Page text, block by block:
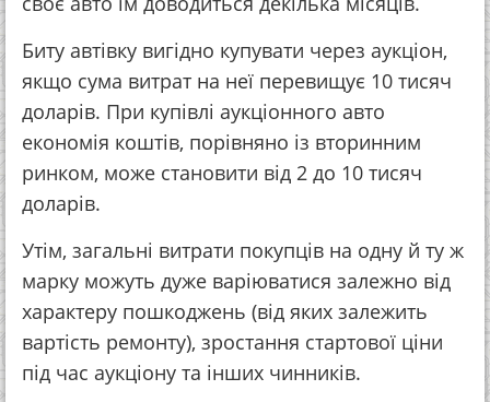
Биту автівку вигідно купувати через аукціон,
якщо сума витрат на неї перевищує 10 тисяч
доларів. При купівлі аукціонного авто
економія коштів, порівняно із вторинним
ринком, може становити від 2 до 10 тисяч
доларів.
Утім, загальні витрати покупців на одну й ту ж
марку можуть дуже варіюватися залежно від
характеру пошкоджень (від яких залежить
вартість ремонту), зростання стартової ціни
під час аукціону та інших чинників.